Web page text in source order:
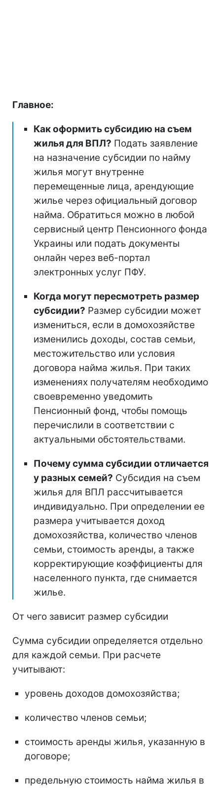
Главное:
Как оформить субсидию на съем
жилья для ВПЛ? Подать заявление
на назначение субсидии по найму
жилья могут внутренне
перемещенные лица, арендующие
жилье через официальный договор
найма. Обратиться можно в любой
сервисный центр Пенсионного фонда
Украины или подать документы
онлайн через веб-портал
электронных услуг ПФУ.
Когда могут пересмотреть размер
субсидии? Размер субсидии может
измениться, если в домохозяйстве
изменились доходы, состав семьи,
местожительство или условия
договора найма жилья. При таких
изменениях получателям необходимо
своевременно уведомить
Пенсионный фонд, чтобы помощь
перечислили в соответствии с
актуальными обстоятельствами.
Почему сумма субсидии отличается
у разных семей? Субсидия на съем
жилья для ВПЛ рассчитывается
индивидуально. При определении ее
размера учитывается доход
домохозяйства, количество членов
семьи, стоимость аренды, а также
корректирующие коэффициенты для
населенного пункта, где снимается
жилье.
От чего зависит размер субсидии
Сумма субсидии определяется отдельно
для каждой семьи. При расчете
учитывают:
уровень доходов домохозяйства;
количество членов семьи;
стоимость аренды жилья, указанную в
договоре;
предельную стоимость найма жилья в